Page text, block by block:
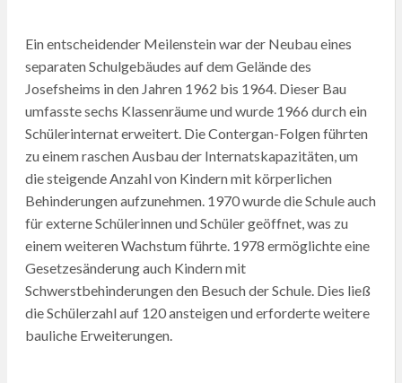
Ein entscheidender Meilenstein war der Neubau eines
separaten Schulgebäudes auf dem Gelände des
Josefsheims in den Jahren 1962 bis 1964. Dieser Bau
umfasste sechs Klassenräume und wurde 1966 durch ein
Schülerinternat erweitert. Die Contergan-Folgen führten
zu einem raschen Ausbau der Internatskapazitäten, um
die steigende Anzahl von Kindern mit körperlichen
Behinderungen aufzunehmen. 1970 wurde die Schule auch
für externe Schülerinnen und Schüler geöffnet, was zu
einem weiteren Wachstum führte. 1978 ermöglichte eine
Gesetzesänderung auch Kindern mit
Schwerstbehinderungen den Besuch der Schule. Dies ließ
die Schülerzahl auf 120 ansteigen und erforderte weitere
bauliche Erweiterungen.